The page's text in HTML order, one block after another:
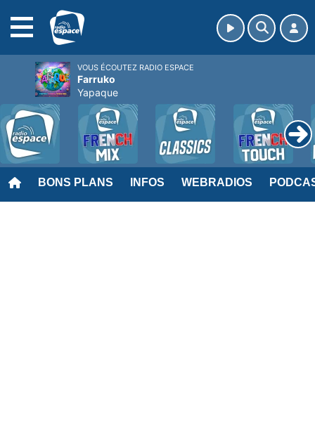
BONS PLANS INFOS WEBRADIOS
VOUS ÉCOUTEZ RADIO ESPACE
Farruko
Yapaque